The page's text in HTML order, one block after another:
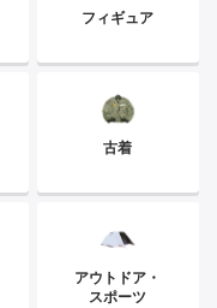
フィギュア
古着
アウトドア・
スポーツ